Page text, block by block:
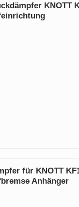
KNOTT
für KNOTT
Anhänger